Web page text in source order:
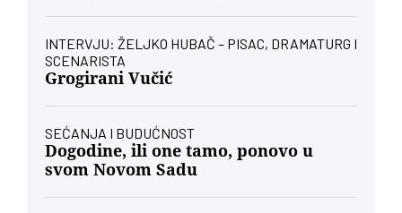
INTERVJU: ŽELJKO HUBAČ – PISAC, DRAMATURG I
SCENARISTA
Grogirani Vučić
SEĆANJA I BUDUĆNOST
Dogodine, ili one tamo, ponovo u
svom Novom Sadu